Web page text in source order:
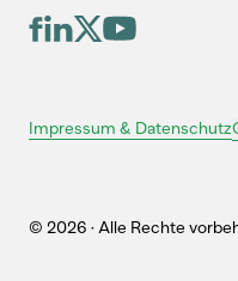
Impressum & Datenschutz
© 2026 · Alle Rechte